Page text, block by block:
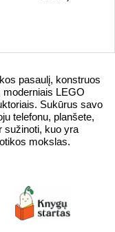
pasaulį, konstruos
moderniais LEGO
Sukūrus savo
telefonu, planšete,
sužinoti, kuo yra
mokslas.